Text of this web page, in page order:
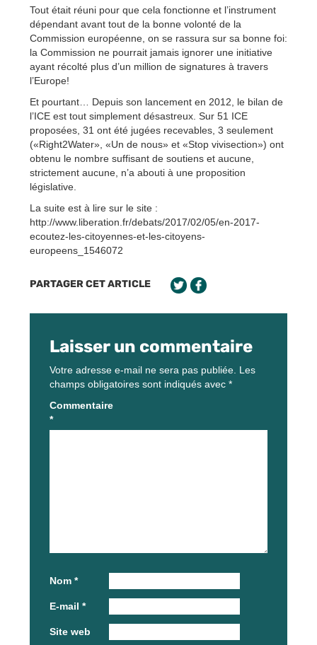
Tout était réuni pour que cela fonctionne et l’instrument
dépendant avant tout de la bonne volonté de la
Commission européenne, on se rassura sur sa bonne foi:
la Commission ne pourrait jamais ignorer une initiative
ayant récolté plus d’un million de signatures à travers
l’Europe!
Et pourtant… Depuis son lancement en 2012, le bilan de
l’ICE est tout simplement désastreux. Sur 51 ICE
proposées, 31 ont été jugées recevables, 3 seulement
(«Right2Water», «Un de nous» et «Stop vivisection») ont
obtenu le nombre suffisant de soutiens et aucune,
strictement aucune, n’a abouti à une proposition
législative.
La suite est à lire sur le site :
http://www.liberation.fr/debats/2017/02/05/en-2017-
ecoutez-les-citoyennes-et-les-citoyens-
europeens_1546072
PARTAGER CET ARTICLE
Laisser un commentaire
Votre adresse e-mail ne sera pas publiée. Les
champs obligatoires sont indiqués avec *
Commentaire
*
Nom *
E-mail *
Site web